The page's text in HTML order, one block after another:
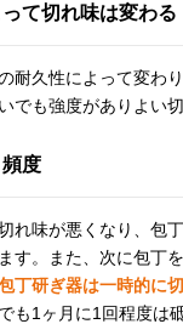
て切れ味は変わる
耐久性によって変わり
でも強度がありよい
度
れ味が悪くなり、包
す。また、次に包丁
丁研ぎ器は一時的に
も1ヶ月に1回程度は